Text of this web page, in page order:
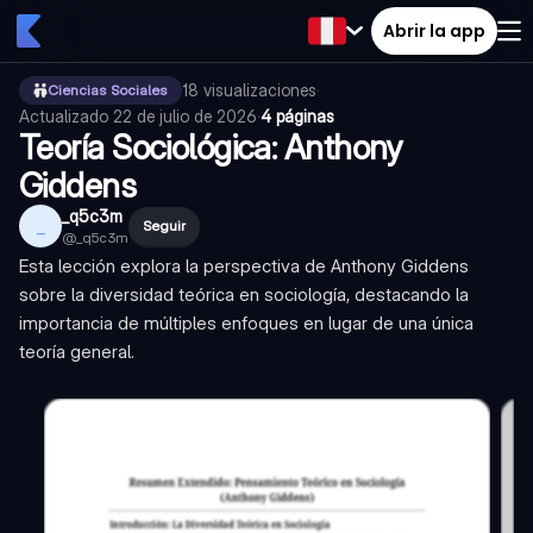
Abrir la app
Ciencias Sociales 18 visualizaciones·
Actualizado 22 de julio de 2026·4 páginas
Teoría Sociológica: Anthony
Giddens
_q5c3m
@ _q5c3m
Seguir
Esta lección explora la perspectiva de Anthony Giddens
sobre la diversidad teórica en sociología, destacando la
importancia de múltiples enfoques en lugar de una única
teoría general.